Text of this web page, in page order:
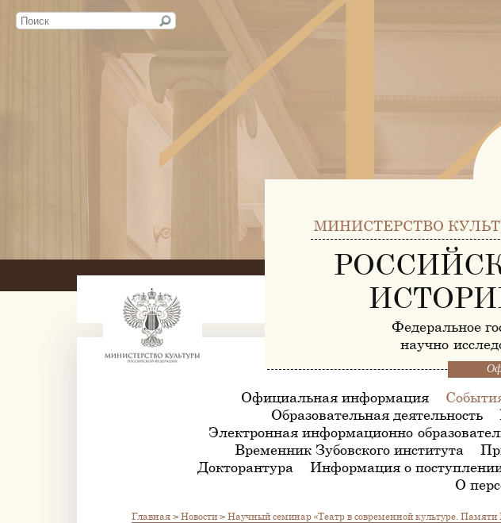
МИНИСТЕРСТВО
Федеральное
научно-
Официальная информация
Образовательная деятельность
Электронная информационно-
Временник Зубовского института
Докторантура
Информация о
О
Главная>Новости>Научный семинар «Театр в современной культуре.